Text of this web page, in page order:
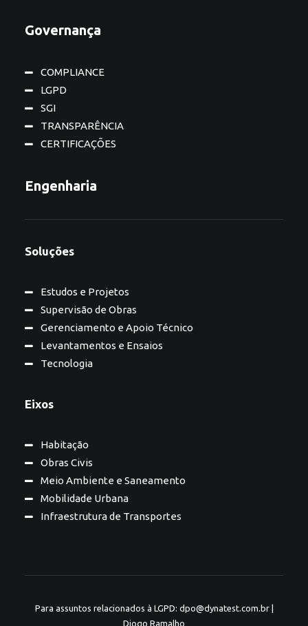
Governança
COMPLIANCE
LGPD
SGI
TRANSPARÊNCIA
CERTIFICAÇÕES
Engenharia
Soluções
Estudos e Projetos
Supervisão de Obras
Gerenciamento e Apoio Técnico
Levantamentos e Ensaios
Tecnologia
Eixos
Habitação
Obras Civis
Meio Ambiente e Saneamento
Mobilidade Urbana
Infraestrutura de Transportes
Para assuntos relacionados à LGPD: dpo@dynatest.com.br |
Diogo Ramalho